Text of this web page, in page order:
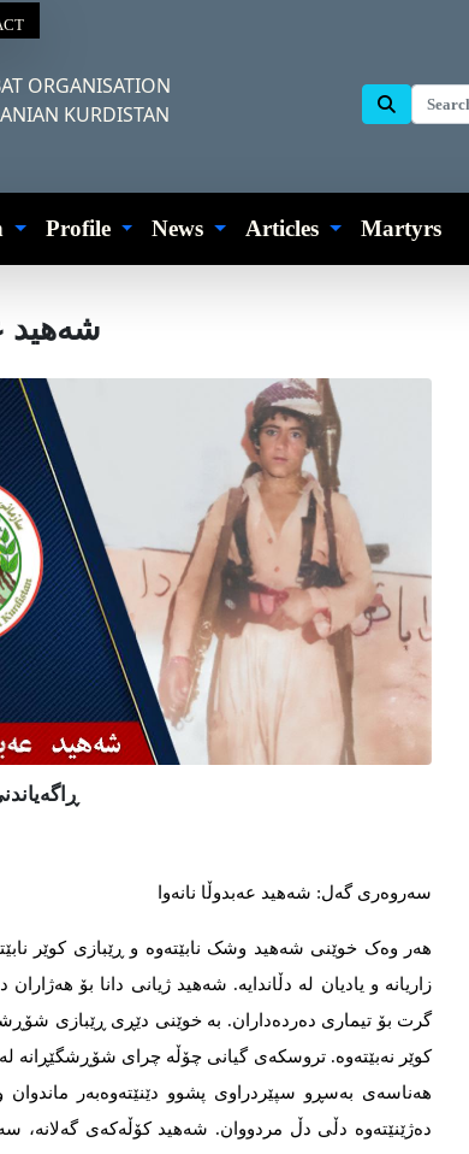
ORGANISATION
KURDISTAN
Profile News Articles Martyrs
شەهید
سەروەری گەل: شەهید عەبدوڵا نانەوا
هەر وەک خوێنی شەهید وشک نابێتەوە و ڕێبازی کوێر
زاریانە و یادیان لە دڵاندایە. شەهید ژیانی دانا بۆ
گرت بۆ تیماری دەردەداران. بە خوێنی دێڕی ڕێبازی
کوێر نەبێتەوە. تروسکەی گیانی چۆڵە چرای شۆڕشگێڕانە
هەناسەی بەسڕو سپێردراوی پشوو دێنێتەوەبەر ماندوان
دەژێنێتەوە دڵی دڵ مردووان. شەهید کۆڵەکەی گەلانە،